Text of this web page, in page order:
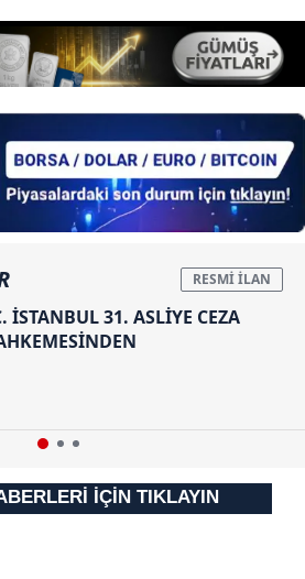
İSTANBUL 31. ASLİYE CEZA
İÇİN TIKLAYIN